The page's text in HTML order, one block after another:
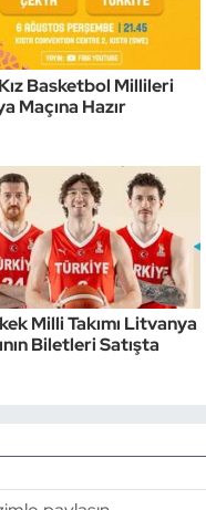
Basketbol Millileri
Maçına Hazır
Milli Takımı Litvanya
Biletleri Satışta